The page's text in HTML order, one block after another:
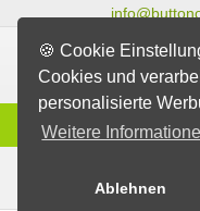
🍪 Cookie
Cookies und
personalisierte
Weitere
Ablehnen
Buttons